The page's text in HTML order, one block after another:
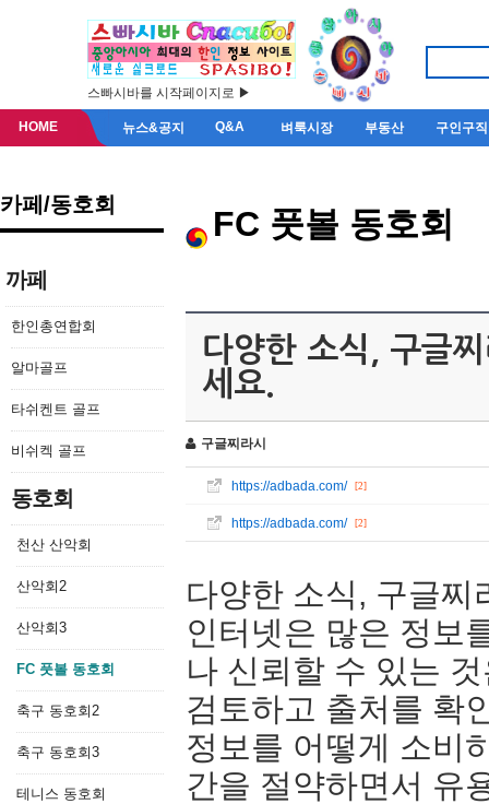
스빠시바를 시작페이지로 ▶
HOME 뉴스&공지 Q&A 벼룩시장 부동산 구인구직
카페/동호회
까페
한인총연합회
알마골프
타쉬켄트 골프
비쉬켁 골프
동호회
천산 산악회
산악회2
산악회3
FC 풋볼 동호회
축구 동호회2
축구 동호회3
테니스 동호회
FC 풋볼 동호회
다양한 소식, 구글
세요.
구글찌라시
https://adbada.com/ [2]
https://adbada.com/ [2]
다양한 소식, 구글찌
인터넷은 많은 정보
나 신뢰할 수 있는
검토하고 출처를 확
정보를 어떻게 소비
간을 절약하면서 유